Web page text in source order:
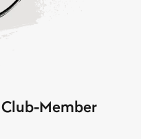
Member